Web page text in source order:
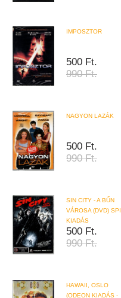
IMPOSZTOR
500 Ft.
990 Ft.
NAGYON LAZÁK
500 Ft.
990 Ft.
SIN CITY - A BŰN
VÁROSA (DVD) SPI
KIADÁS
500 Ft.
990 Ft.
HAWAII, OSLO
(ODEON KIADÁS -